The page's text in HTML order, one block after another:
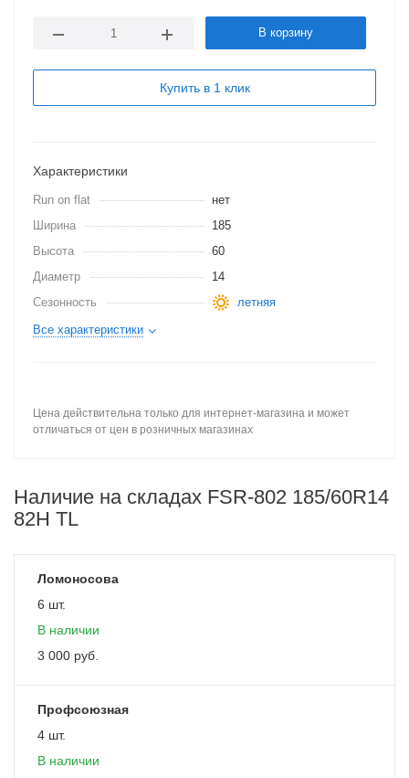
В корзину
Купить в 1 клик
Характеристики
Run on flat
нет
Ширина
185
Высота
60
Диаметр
14
Сезонность
летняя
Все характеристики
Цена действительна только для интернет-магазина и может
отличаться от цен в розничных магазинах
Наличие на складах FSR-802 185/60R14
82H TL
Ломоносова
6 шт.
В наличии
3 000 руб.
Профсоюзная
4 шт.
В наличии